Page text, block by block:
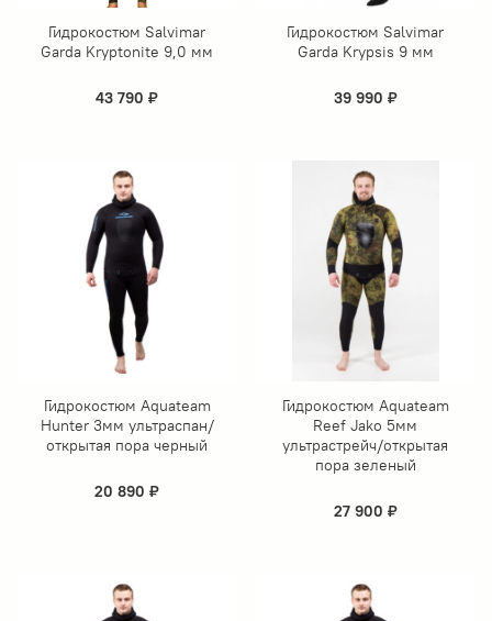
Гидрокостюм Salvimar
Garda Kryptonite 9,0 мм
43 790 ₽
Гидрокостюм Salvimar
Garda Krypsis 9 мм
39 990 ₽
Гидрокостюм Aquateam
Hunter 3мм ультраспан/
открытая пора черный
20 890 ₽
Гидрокостюм Aquateam
Reef Jako 5мм
ультрастрейч/открытая
пора зеленый
27 900 ₽